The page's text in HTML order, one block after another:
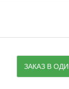
ЗАКАЗ В